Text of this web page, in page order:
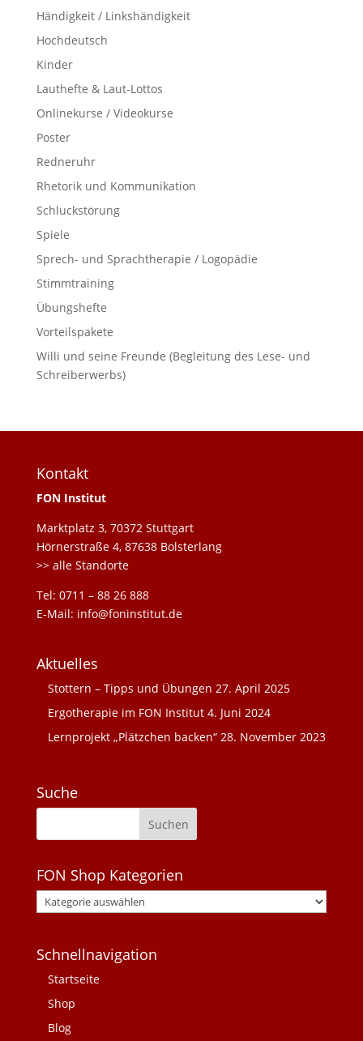
Händigkeit / Linkshändigkeit
Hochdeutsch
Kinder
Lauthefte & Laut-Lottos
Onlinekurse / Videokurse
Poster
Redneruhr
Rhetorik und Kommunikation
Schluckstörung
Spiele
Sprech- und Sprachtherapie / Logopädie
Stimmtraining
Übungshefte
Vorteilspakete
Willi und seine Freunde (Begleitung des Lese- und
Schreiberwerbs)
Kontakt
FON Institut
Marktplatz 3, 70372 Stuttgart
Hörnerstraße 4, 87638 Bolsterlang
>> alle Standorte
Tel: 0711 – 88 26 888
E-Mail: info@foninstitut.de
Aktuelles
Stottern – Tipps und Übungen 27. April 2025
Ergotherapie im FON Institut 4. Juni 2024
Lernprojekt „Plätzchen backen“ 28. November 2023
Suche
FON Shop Kategorien
Schnellnavigation
Startseite
Shop
Blog